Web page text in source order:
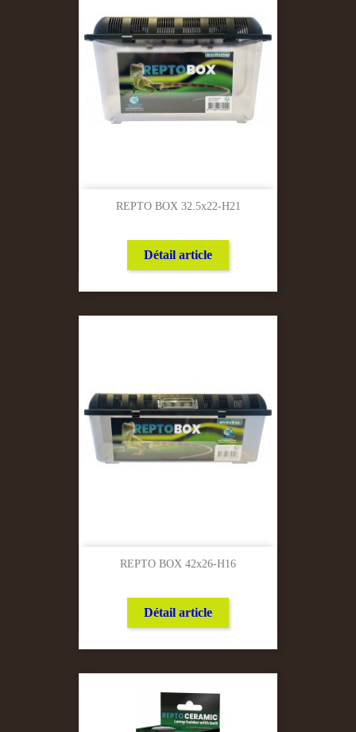
REPTO BOX 32.5x22-H21
Détail article
REPTO BOX 42x26-H16
Détail article